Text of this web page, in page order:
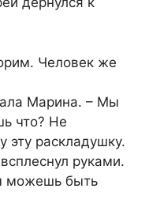
Человек же
Марина. – Мы
что? Не
эту раскладушку.
руками.
можешь быть